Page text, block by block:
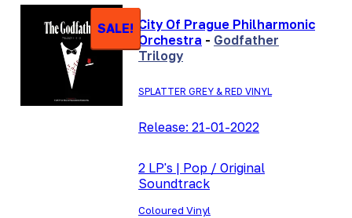
SALE! City Of Prague Philharmonic
Orchestra - Godfather
Trilogy
SPLATTER GREY & RED VINYL
Release: 21-01-2022
2 LP's | Pop / Original
Soundtrack
Coloured Vinyl